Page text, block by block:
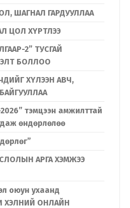
ШАГНАЛ ГАРДУУЛЛАА
ЦОЛ ХҮРТЛЭЭ
2” ТУСГАЙ
БОЛЛОО
ХҮЛЭЭН АВЧ,
тэмцээн амжилттай
өндөрлөлөө
АРГА ХЭМЖЭЭ
оюун ухаанд
ХЭЛНИЙ ОНЛАЙН